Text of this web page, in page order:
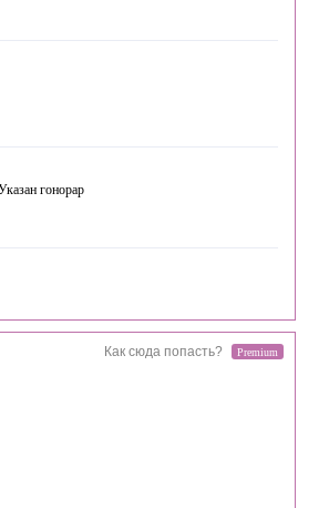
гонорар
Как сюда попасть? Premium